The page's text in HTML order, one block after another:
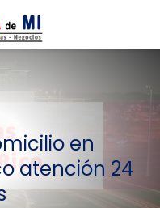
en
atención 24